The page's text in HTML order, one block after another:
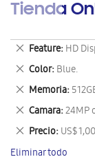
Tienda
Feature HD
Eliminar
este
artículo
Color Blue.
Eliminar
este
artículo
Memoria
Eliminar
este
artículo
Camara 24MP
Eliminar
este
artículo
Precio US$
Eliminar
este
artículo
Eliminar todo